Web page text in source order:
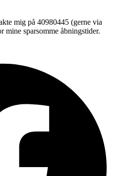
mig på 40980445 (gerne via
mine sparsomme åbningstider.